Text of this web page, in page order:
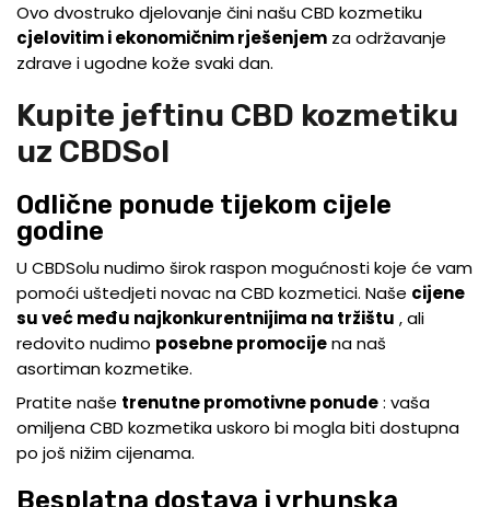
Ovo dvostruko djelovanje čini našu CBD kozmetiku
cjelovitim i ekonomičnim rješenjem za održavanje
zdrave i ugodne kože svaki dan.
Kupite jeftinu CBD kozmetiku
uz CBDSol
Odlične ponude tijekom cijele
godine
U CBDSolu nudimo širok raspon mogućnosti koje će vam
pomoći uštedjeti novac na CBD kozmetici. Naše cijene
su već među najkonkurentnijima na tržištu , ali
redovito nudimo posebne promocijena naš
asortiman kozmetike.
Pratite naše trenutne promotivne ponude: vaša
omiljena CBD kozmetika uskoro bi mogla biti dostupna
po još nižim cijenama.
Besplatna dostava i vrhunska